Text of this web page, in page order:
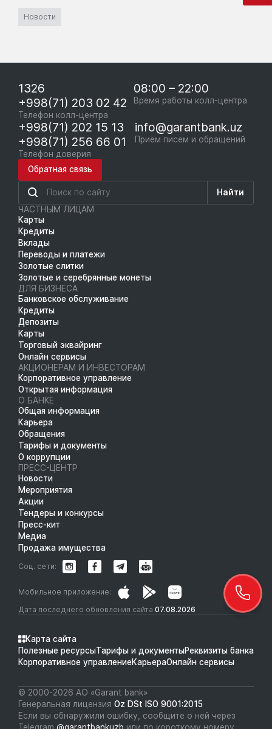
Новости
1326
+998(71) 203 02 42
Телефон колл-центра
08:00 – 22:00
Время работы колл-центра
+998(71) 202 15 13
+998(71) 256 66 01
Телефон доверия
info@garantbank.uz
Приём писем и обращений
Обратная связь
Найти
ЧАСТНЫМ ЛИЦАМ
Карты
Кредиты
Вклады
Переводы и платежи
Золотые слитки
Золотые и серебрянные монеты
ДЛЯ БИЗНЕСА
Банковское обслуживание
Кредиты
Депозиты
Карты
Торговый эквайринг
Онлайн сервисы
АКЦИОНЕРАМ И ИНВЕСТОРАМ
Корпоративное управление
Открытая информация
О БАНКЕ
Общая информация
Карьера
Обращения
Тарифы и документы
О коррупции
ПРЕСС-ЦЕНТР
Новости
Мероприятия
Акции
Тендеры и конкурсы
Пресс-кит
Медиа
Продажа имущества
Дата последнего обновления сайта 07.08.2026
Мобильное приложение:
Соц. сети:
Карта сайта
Полезные ресурсыТарифы и документыРеквизиты банка
Корпоративное управлениеКарьераОнлайн сервисы
© 2000-2026 АО «Garant bank»
Генеральная лицензия Oz DSt ISO 9001:2015
Если вы обнаружили ошибку, сообщите о ней через
Telegram @garantbankuzb или по короткому номеру